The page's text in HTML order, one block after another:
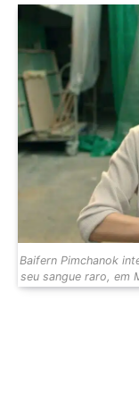
Baifern Pimchanok
seu sangue raro, em